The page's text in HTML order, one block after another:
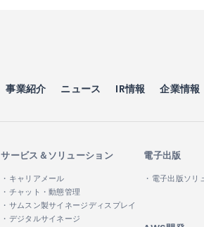
事業紹介 ニュース IR情報 企業情報
サービス＆ソリューション
・キャリアメール
・チャット・動態管理
・サムスン製サイネージディスプレイ
・デジタルサイネージ
電子出版
・電子出版ソリ